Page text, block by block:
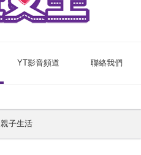
YT影音頻道 聯絡我們
親子生活